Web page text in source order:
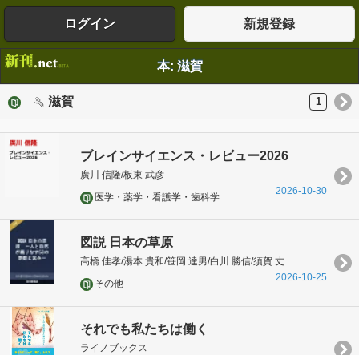
ログイン 新規登録
本: 滋賀
滋賀 1
ブレインサイエンス・レビュー2026
廣川 信隆/板東 武彦
医学・薬学・看護学・歯科学
2026-10-30
図説 日本の草原
高橋 佳孝/湯本 貴和/笹岡 達男/白川 勝信/須賀 丈
その他
2026-10-25
それでも私たちは働く
ライノブックス